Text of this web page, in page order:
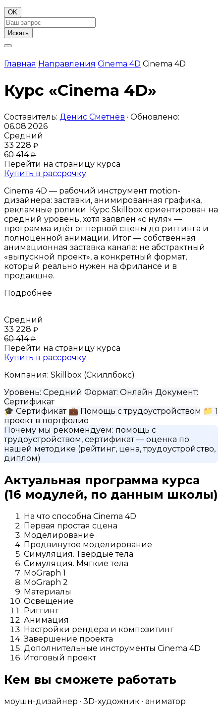
OK
Искать
Главная Направления Cinema 4D Cinema 4D
Курс «Cinema 4D»
Составитель: Денис Сметнёв · Обновлено:
06.08.2026
Средний
33 228 ₽
60 414₽
Перейти на страницу курса
Купить в рассрочку
Cinema 4D — рабочий инструмент motion-
дизайнера: заставки, анимированная графика,
рекламные ролики. Курс Skillbox ориентирован на
средний уровень, хотя заявлен «с нуля» —
программа идёт от первой сцены до риггинга и
полноценной анимации. Итог — собственная
анимационная заставка канала: не абстрактный
«выпускной проект», а конкретный формат,
который реально нужен на фрилансе и в
продакшне.
Подробнее
Средний
33 228 ₽
60 414₽
Перейти на страницу курса
Купить в рассрочку
Компания: Skillbox (Скиллбокс)
Уровень: Средний Формат: Онлайн Документ:
Сертификат
🎓 Сертификат 💼 Помощь с трудоустройством 📁 1
проект в портфолио
Почему мы рекомендуем: помощь с
трудоустройством, сертификат— оценка по
нашей методике (рейтинг, цена, трудоустройство,
диплом)
Актуальная программа курса
(16 модулей, по данным школы)
На что способна Cinema 4D
Первая простая сцена
Моделирование
Продвинутое моделирование
Симуляция. Твёрдые тела
Симуляция. Мягкие тела
MoGraph 1
MoGraph 2
Материалы
Освещение
Риггинг
Анимация
Настройки рендера и композитинг
Завершение проекта
Дополнительные инструменты Cinema 4D
Итоговый проект
Кем вы сможете работать
моушн-дизайнер · 3D-художник · аниматор